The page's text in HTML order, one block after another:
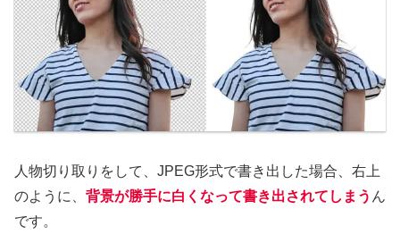
人物切り取りをして、JPEG形式で書き出した場合、右上
のように、 背景が勝手に白くなって書き出されてしまう ん
です。